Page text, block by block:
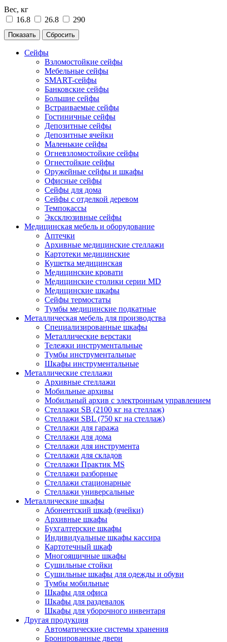
Вес, кг
16.8
26.8 290
Сейфы
Взломостойкие сейфы
Мебельные сейфы
SMART-сейфы
Банковские сейфы
Большие сейфы
Встраиваемые сейфы
Гостиничные сейфы
Депозитные сейфы
Депозитные ячейки
Маленькие сейфы
Огневзломостойкие сейфы
Огнестойкие сейфы
Оружейные сейфы и шкафы
Офисные сейфы
Сейфы для дома
Сейфы с отделкой деревом
Темпокассы
Эксклюзивные сейфы
Медицинская мебель и оборудование
Аптечки
Архивные медицинские стеллажи
Картотеки медицинские
Кушетка медицинская
Медицинские кровати
Медицинские столики серии MD
Медицинские шкафы
Сейфы термостаты
Тумбы медицинские подкатные
Металлическая мебель для производства
Cпециализированные шкафы
Металлические верстаки
Тележки инструментальные
Тумбы инструментальные
Шкафы инструментальные
Металлические стеллажи
Архивные стеллажи
Мобильные архивы
Мобильный архив с электронным управлением
Стеллажи SB (2100 кг на стеллаж)
Стеллажи SBL (750 кг на стеллаж)
Стеллажи для гаража
Стеллажи для дома
Стеллажи для инструмента
Стеллажи для складов
Стеллажи Практик MS
Стеллажи разборные
Стеллажи стационарные
Стеллажи универсальные
Металлические шкафы
Абонентский шкаф (ячейки)
Архивные шкафы
Бухгалтерские шкафы
Индивидуальные шкафы кассира
Картотечный шкаф
Многоящичные шкафы
Сушильные стойки
Сушильные шкафы для одежды и обуви
Тумбы мобильные
Шкафы для офиса
Шкафы для раздевалок
Шкафы для уборочного инвентаря
Другая продукция
Автоматические системы хранения
Бронированные двери